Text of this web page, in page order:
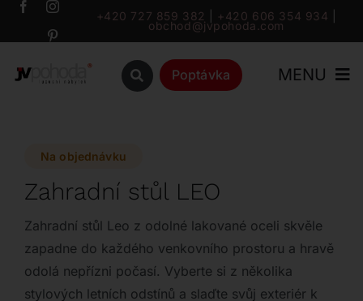
Přeskočit
+420 727 859 382 +420 606 354 934
obchod@jvpohoda.com
Poptávka MENU
Katalog
Značky
Na objednávku
Zahradní stůl LEO
Zahradní stůl Leo z odolné lakované oceli skvěle
zapadne do každého venkovního prostoru a hravě
odolá nepřízni počasí. Vyberte si z několika
stylových letních odstínů a slaďte svůj exteriér k